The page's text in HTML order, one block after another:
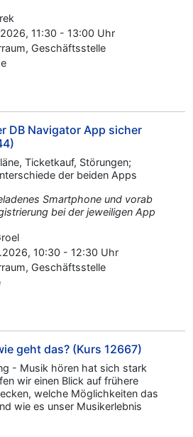
11:30 - 13:00 Uhr
Geschäftsstelle
DB Navigator App sicher
Ticketkauf, Störungen;
der beiden Apps
Smartphone und vorab
bei der jeweiligen App
10:30 - 12:30 Uhr
Geschäftsstelle
geht das? (Kurs 12667)
- Musik hören hat sich stark
wir einen Blick auf frühere
welche Möglichkeiten das
wie es unser Musikerlebnis